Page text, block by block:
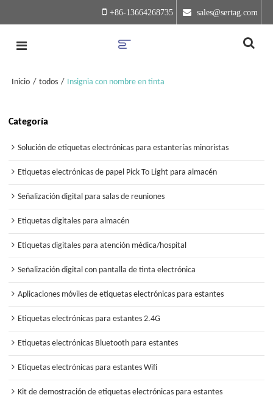
+86-13664268735 sales@sertag.com
Inicio / todos / Insignia con nombre en tinta
Categoría
Solución de etiquetas electrónicas para estanterías minoristas
Etiquetas electrónicas de papel Pick To Light para almacén
Señalización digital para salas de reuniones
Etiquetas digitales para almacén
Etiquetas digitales para atención médica/hospital
Señalización digital con pantalla de tinta electrónica
Aplicaciones móviles de etiquetas electrónicas para estantes
Etiquetas electrónicas para estantes 2.4G
Etiquetas electrónicas Bluetooth para estantes
Etiquetas electrónicas para estantes Wifi
Kit de demostración de etiquetas electrónicas para estantes